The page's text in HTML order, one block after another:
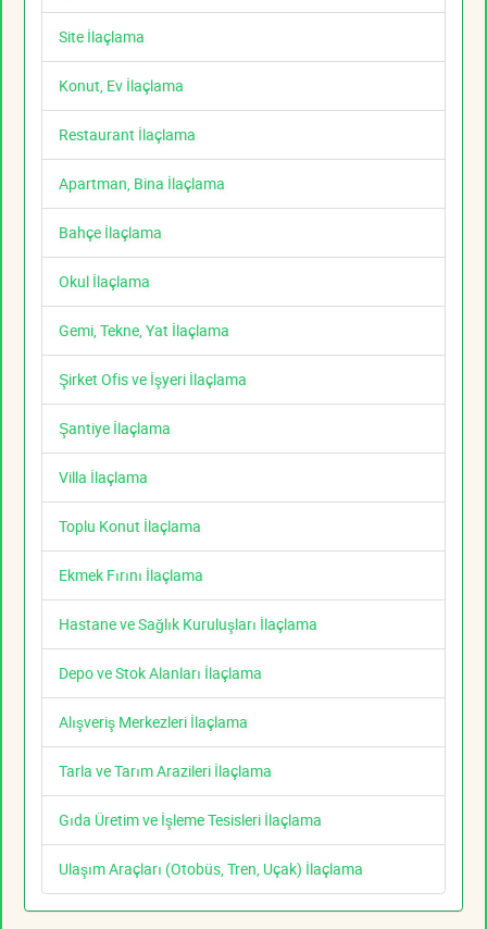
Site İlaçlama
Konut, Ev İlaçlama
Restaurant İlaçlama
Apartman, Bina İlaçlama
Bahçe İlaçlama
Okul İlaçlama
Gemi, Tekne, Yat İlaçlama
Şirket Ofis ve İşyeri İlaçlama
Şantiye İlaçlama
Villa İlaçlama
Toplu Konut İlaçlama
Ekmek Fırını İlaçlama
Hastane ve Sağlık Kuruluşları İlaçlama
Depo ve Stok Alanları İlaçlama
Alışveriş Merkezleri İlaçlama
Tarla ve Tarım Arazileri İlaçlama
Gıda Üretim ve İşleme Tesisleri İlaçlama
Ulaşım Araçları (Otobüs, Tren, Uçak) İlaçlama